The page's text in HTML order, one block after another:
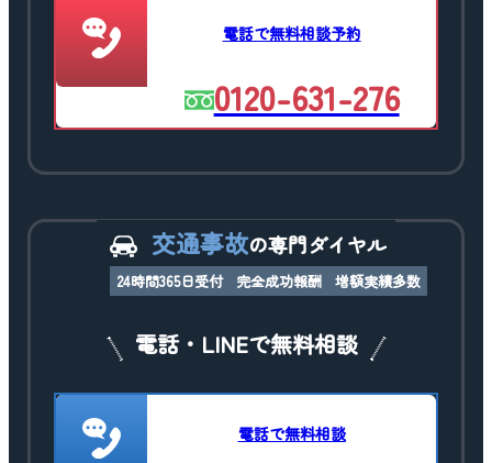
電話で無料相談予約
0120-631-276
交通事故の専門ダイヤル
24時間365日受付 完全成功報酬 増額実績多数
電話・LINEで無料相談
電話で無料相談